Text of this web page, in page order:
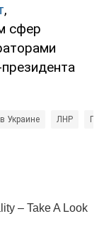
,
сфер
Украине ЛНР